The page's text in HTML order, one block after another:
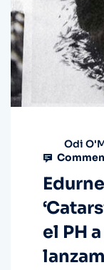
Odi
el PH